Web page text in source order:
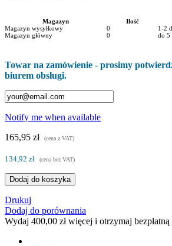
Magazyn Ilość
Magazyn wysyłkowy
0
1-2
Magazyn główny
0 do 5
Towar na zamówienie - prosimy
biurem obsługi.
Notify me when available
165,95 zł
(cena z VAT)
134,92 zł (cena bez VAT)
Dodaj do koszyka
Drukuj
Dodaj do porównania
Wydaj 400,00 złwięcej i otrzymaj bezpłatną